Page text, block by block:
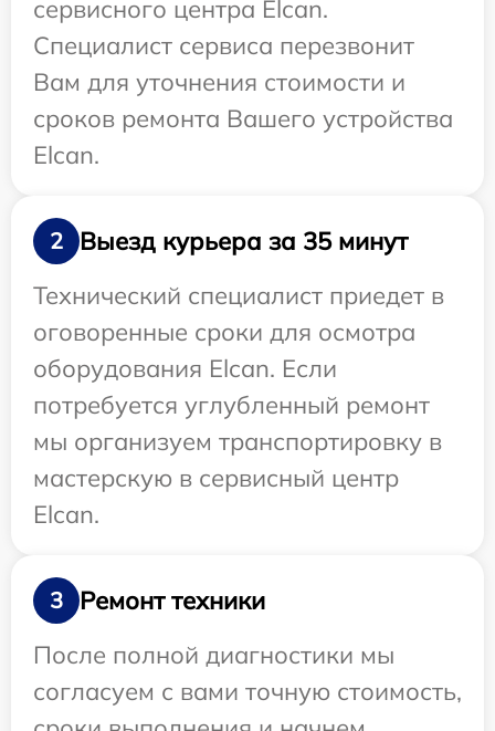
сервисного центра Elcan.
Специалист сервиса перезвонит
Вам для уточнения стоимости и
сроков ремонта Вашего устройства
Elcan.
2
Выезд курьера за 35 минут
Технический специалист приедет в
оговоренные сроки для осмотра
оборудования Elcan. Если
потребуется углубленный ремонт
мы организуем транспортировку в
мастерскую в сервисный центр
Elcan.
3
Ремонт техники
После полной диагностики мы
согласуем с вами точную стоимость,